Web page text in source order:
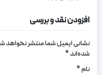
افزودن نقد و بررسی
نشانی ایمیل شما منتشر نخواهد
شده‌اند*
نام*